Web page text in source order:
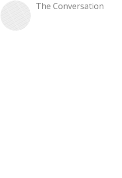
The Conversation